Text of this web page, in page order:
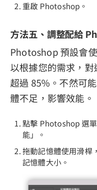
重啟 Photoshop。
方法五、調整配給
Photoshop 預設會
以根據您的需求，
超過 85%。不然可
體不足，影響效能。
點擊 Photoshop 選
能」。
拖動記憶體使用滑桿
記憶體大小。